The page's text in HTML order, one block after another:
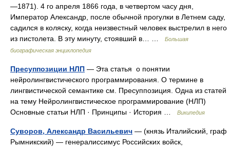
—1871). 4 го апреля 1866 года, в четвертом часу дня,
Император Александр, после обычной прогулки в Летнем саду,
садился в коляску, когда неизвестный человек выстрелил в него
из пистолета. В эту минуту, стоявший в… …
Большая
биографическая энциклопедия
Пресуппозиции НЛП — Эта статья о понятии
нейролингвистического программирования. О термине в
лингвистической семантике см. Пресуппозиция. Одна из статей
на тему Нейролингвистическое программирование (НЛП)
Основные статьи НЛП · Принципы · История …
Википедия
Суворов, Александр Васильевич — (князь Италийский, граф
Рымникский) — генералиссимус Российских войск,